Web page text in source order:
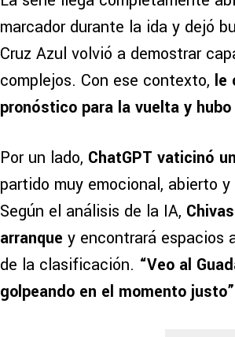
marcador durante la ida y dejó
Cruz Azul volvió a demostrar
complejos. Con ese contexto, le
pronóstico para la vuelta y
Por un lado, ChatGPT vaticinó
partido muy emocional, abierto
Según el análisis de la IA,
arranque y encontrará espacios
de la clasificación. “Veo al
golpeando en el momento justo”